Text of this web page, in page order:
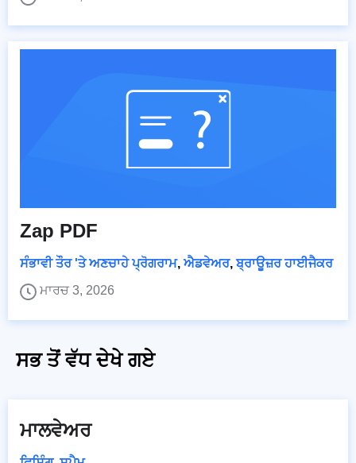
Zap PDF
ਸੰਭਾਵੀ ਤੌਰ 'ਤੇ ਅਣਚਾਹੇ ਪ੍ਰੋਗਰਾਮ, ਐਡਵੇਅਰ,ਬ੍ਰਾਊਜ਼ਰ ਹਾਈਜੈਕਰ
ਮਾਰਚ 3, 2026
ਸਭ ਤੋਂ ਵੱਧ ਦੇਖੇ ਗਏ
ਮਾਲਵੇਅਰ